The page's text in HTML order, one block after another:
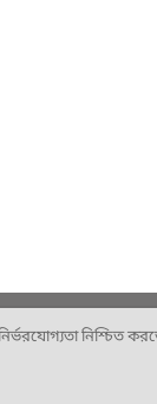
নিশ্চিত করতে